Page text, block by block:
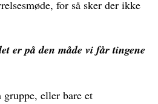
for så sker der ikke
er på den måde vi får tingene
eller bare et